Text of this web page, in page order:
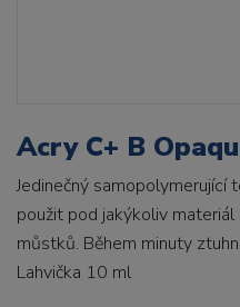
Acry C+ B
Jedinečný
použit pod jakýkoliv
můstků. Během minuty
Lahvička 10 ml